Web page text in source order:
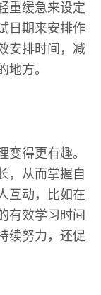
重缓急来设定
日期来安排作
安排时间，减
地方。
变得更有趣。
，从而掌握自
互动，比如在
有效学习时间
续努力，还促